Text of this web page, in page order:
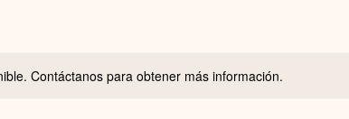
Contáctanos para obtener más información.